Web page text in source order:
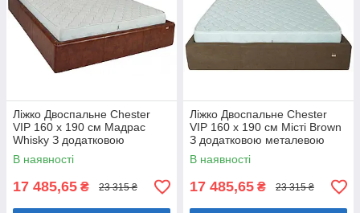
Ліжко Двоспальне Chester
VIP 160 х 190 см Мадрас
Whisky З додатковою
металевою цільнозварною
рамою Коричневий
В наявності
17 485,65 ₴ 23 315 ₴
Ліжко Двоспальне Chester
VIP 160 х 190 см Місті Brown
З додатковою металевою
цільнозварною рамою
Коричневий
В наявності
17 485,65 ₴ 23 315 ₴